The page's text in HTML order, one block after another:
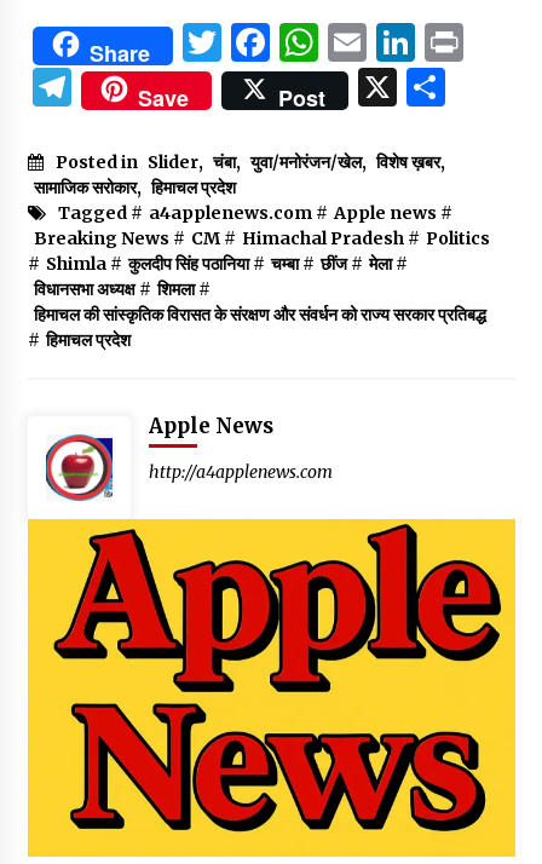
Share Twitter
Facebook
WhatsApp
Email
Telegram
Save Post X
Posted in Slider, चंबा, युवा/मनोरंजन/खेल, विशेष ख़बर,
सामाजिक सरोकार, हिमाचल प्रदेश
Tagged # a4applenews.com# Apple news #
Breaking News # CM# Himachal Pradesh# Politics
# Shimla# कुलदीप सिंह पठानिया# चम्बा# छींज# मेला#
विधानसभा अध्यक्ष# शिमला#
हिमाचल की सांस्कृतिक विरासत के संरक्षण और संवर्धन को राज्य सरकार प्रतिबद्ध
# हिमाचल प्रदेश
Apple News
http://a4applenews.com